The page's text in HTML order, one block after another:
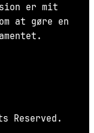
er mit
at gøre en
Reserved.